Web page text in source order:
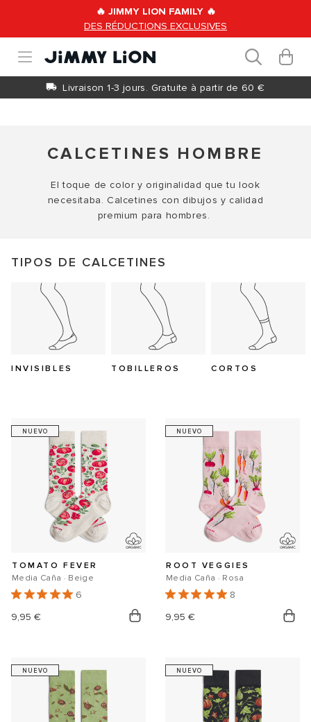
directamente
al contenido
🔥 JIMMY LION FAMILY 🔥
DES RÉDUCTIONS EXCLUSIVES
Livraison 1-3 jours. Gratuite à partir de 60 €
Carrito
artículos
CALCETINES HOMBRE
El toque de color y originalidad que tu look
necesitaba. Calcetines con dibujos y calidad
premium para hombres.
TIPOS DE CALCETINES
INVISIBLES TOBILLEROS CORTOS
NUEVO
TOMATO FEVER
Media Caña · Beige
6
Precio
9,95 €
NUEVO
ROOT VEGGIES
Media Caña · Rosa
8
Precio
9,95 €
NUEVO NUEVO